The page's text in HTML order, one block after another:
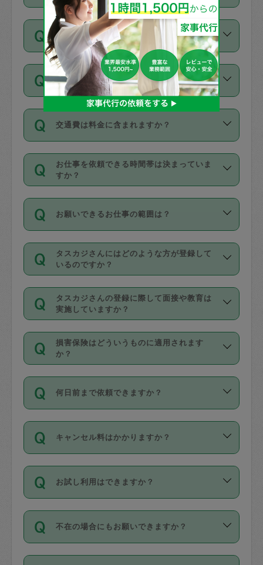
利用ください。機能をご利用いただくに
は、タスカジさんに事前に相談し、合意
の上事前申請することが必要です。な
お、3時間を下回っても、値引き等はござ
いません。
11種類の価格帯の中からタスカジさん自
身が価格を選んで設定しています。
タスカジさんの価格設定には最初は制限
があり、レビュー件数、レビューの平均
値、などで除々に設定可能な最高額が上
がっていく仕組みになっています。
支払い方法を教えてください
お支払方法はクレジットカード（Visa／
Master／JCB／AMERICAN EXPRESS／
Diners Club）のみとなります。
カード情報のご登録は、依頼リクエスト
を行う際にご入力ください。プロフィー
ル登録時にはご入力いただかなくても大
丈夫です。
デビットカード・プリペイドカード（Vプ
リカ、au WALLETなど）は支払にはご利
銀行振込や現金払いも対応していませ
なお、タスカジさんの交通費も、依頼料
金のご請求と合わせてお支払いとなりま
動計算で表示されます。
同じタスカジさんに定期的にお願いする場
合はお得になる？
依頼には「スポット」と「定期（毎週｜
隔週）」があり、「定期」の依頼は「ス
ポット」よりお得な料金でご利用できま
す。
定期の最低利用回数は設けていない代わ
りに、一定数を超えたキャンセルは有償
（例：毎週定期の場合は３回以上のキャ
ンセルが有償（1200円、隔週定期の場合
は２回以上のキャンセルが有償（1200
交通費は料金に含まれますか？
交通費は依頼料金とは別途発生し、依頼
料金のご請求と合わせてお支払いとなり
ます。交通費の金額は「依頼の詳細」に
お仕事を依頼できる時間帯は決まっていま
すか？
時間帯は3種類あります。いずれも１回あ
たり３時間です。
・ＡＭ ９時～１２時
・ＰＭ １３時～１６時
・夜 １８時～２１時
開始時間を２時間前後変更することが可
能です。依頼送信後、個別にタスカジさ
んにメッセージを送り調整してくださ
い。ただし、２時間を越えての調整はで
時間も被らない場合、損害保険の対象外
お願いできるお仕事の範囲は？
掃除、整理収納、洗濯、買い物、料理、
作り置きです。タスカジさんによってで
きる仕事の範囲が異なりますので、依頼
する前にタスカジさんのプロフィールで
確認してください。
基本的に、高所での作業や危険作業、屋
外での作業は対象外です。
タスカジさんにはどのような方が登録して
いるのですか？
主婦として長年の家事経験をお持ちの
方、栄養士・調理師といった資格者で保
育園や学校の給食やレストランで料理関
係の専門職に従事されていた方、日本で
すでにハウスキーパーや英語の先生とし
てお仕事をしているフィリピン出身の
社員など様々なバックグラウンドの方が
登録しています。
日本語も話せる方など様々です。
ールに記載していますので、各自の得意
を依頼してください。
タスカジさんの登録に際して面接や教育は
実施していますか？
応募の際に、各自事務局との面接と説明
を行っています。その後、身分証明書の
写真提出をしていただいています。外国
確認しています。タスカジさんトレーニ
ング動画を使ったセルフトレーニングの
現場トライアルを受け、合格したタスカ
ジさんが活動されています。
※テストセンターの講評は１件目のレビュ
参考
【詳細】タスカジさんの登録に際
損害保険はどういうものに適用されます
か？
依頼者とタスカジさんとの間でタスカジ
を通して成立した作業時間内での作業に
適用されます。作業範囲は、掃除、洗
です。作業中に物を壊したり、人にけが
をさせたりした場合が対象で、補償金額
す。
写真を撮り、
何日前まで依頼できますか？
ご依頼は、現在を起点に3日後（72時間
以降）の日時から受付可能となっていま
す。
タスカジさんへ「募集」をかけることが
可能です。
キャンセル料はかかりますか？
キャンセル料には、以下の2種類がありま
す。
1. 直前キャンセル（定期、スポット契約
共通）
お試し利用はできますか？
「お試し利用」というメニューはありま
せんが、「一回のみ」依頼を活用するこ
とによって、気に入ったタスカジさんを
不在の場合にもお願いできますか？
不在の場合の作業はタスカジさんの同意